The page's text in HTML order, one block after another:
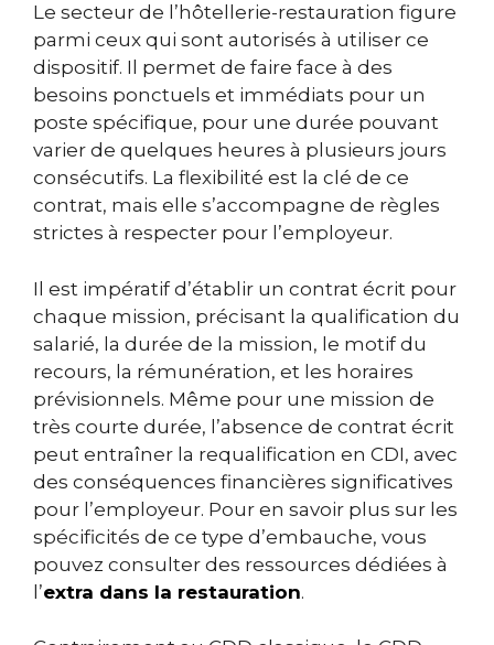
Le secteur de l’hôtellerie-restauration figure
parmi ceux qui sont autorisés à utiliser ce
dispositif. Il permet de faire face à des
besoins ponctuels et immédiats pour un
poste spécifique, pour une durée pouvant
varier de quelques heures à plusieurs jours
consécutifs. La flexibilité est la clé de ce
contrat, mais elle s’accompagne de règles
strictes à respecter pour l’employeur.
Il est impératif d’établir un contrat écrit pour
chaque mission, précisant la qualification du
salarié, la durée de la mission, le motif du
recours, la rémunération, et les horaires
prévisionnels. Même pour une mission de
très courte durée, l’absence de contrat écrit
peut entraîner la requalification en CDI, avec
des conséquences financières significatives
pour l’employeur. Pour en savoir plus sur les
spécificités de ce type d’embauche, vous
pouvez consulter des ressources dédiées à
l’extra dans la restauration.